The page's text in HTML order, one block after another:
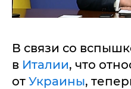
В связи со
в Италии, что
от Украины,